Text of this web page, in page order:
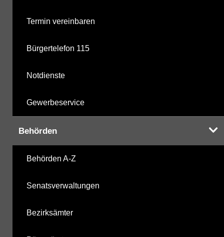
Termin vereinbaren
Bürgertelefon 115
Notdienste
Gewerbeservice
Behörden
Behörden A-Z
Senatsverwaltungen
Bezirksämter